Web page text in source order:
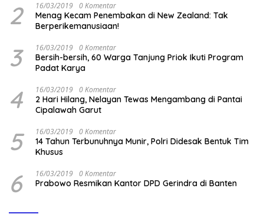
2 16/03/2019 0 Komentar
Menag Kecam Penembakan di New Zealand: Tak
Berperikemanusiaan!
3 16/03/2019 0 Komentar
Bersih-bersih, 60 Warga Tanjung Priok Ikuti Program
Padat Karya
4 16/03/2019 0 Komentar
2 Hari Hilang, Nelayan Tewas Mengambang di Pantai
Cipalawah Garut
5 16/03/2019 0 Komentar
14 Tahun Terbunuhnya Munir, Polri Didesak Bentuk Tim
Khusus
6 16/03/2019 0 Komentar
Prabowo Resmikan Kantor DPD Gerindra di Banten